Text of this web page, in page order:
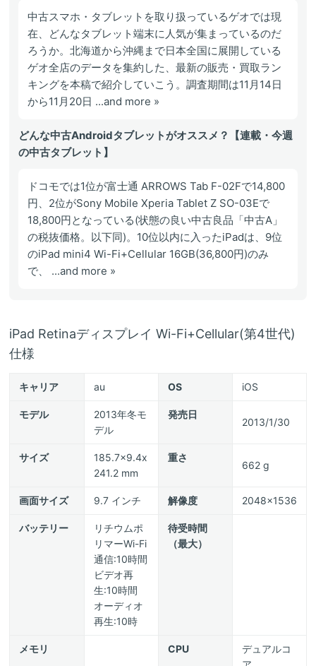
中古スマホ・タブレットを取り扱っているゲオでは現
在、どんなタブレット端末に人気が集まっているのだ
ろうか。北海道から沖縄まで日本全国に展開している
ゲオ全店のデータを集約した、最新の販売・買取ラン
キングを本稿で紹介していこう。調査期間は11月14日
から11月20日 ...and more »
どんな中古Androidタブレットがオススメ？【連載・今週
の中古タブレット】
ドコモでは1位が富士通 ARROWS Tab F-02Fで14,800
円、2位がSony Mobile Xperia Tablet Z SO-03Eで
18,800円となっている(状態の良い中古良品「中古A」
の税抜価格。以下同)。10位以内に入ったiPadは、9位
のiPad mini4 Wi-Fi+Cellular 16GB(36,800円)のみ
で、 ...and more »
iPad Retinaディスプレイ Wi-Fi+Cellular(第4世代)
仕様
キャリア au OS iOS
モデル
2013年冬モ
デル
発売日
2013/1/30
サイズ
185.7x9.4x
241.2 mm
重さ
662 g
画面サイズ 9.7 インチ 解像度 2048x1536
バッテリー
リチウムポ
リマーWi-Fi
通信:10時間
ビデオ再
生:10時間
オーディオ
再生:10時
待受時間
（最大）
メモリ CPU
デュアルコ